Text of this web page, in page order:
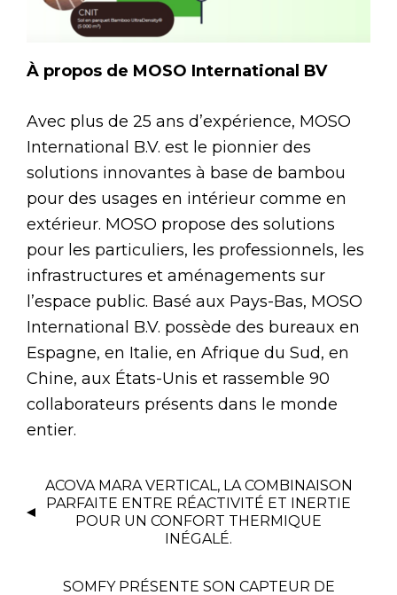
À propos de MOSO International BV
Avec plus de 25 ans d’expérience, MOSO
International B.V. est le pionnier des
solutions innovantes à base de bambou
pour des usages en intérieur comme en
extérieur. MOSO propose des solutions
pour les particuliers, les professionnels, les
infrastructures et aménagements sur
l’espace public. Basé aux Pays-Bas, MOSO
International B.V. possède des bureaux en
Espagne, en Italie, en Afrique du Sud, en
Chine, aux États-Unis et rassemble 90
collaborateurs présents dans le monde
entier.
ACOVA MARA VERTICAL, LA COMBINAISON
PARFAITE ENTRE RÉACTIVITÉ ET INERTIE
POUR UN CONFORT THERMIQUE
INÉGALÉ.
SOMFY PRÉSENTE SON CAPTEUR DE